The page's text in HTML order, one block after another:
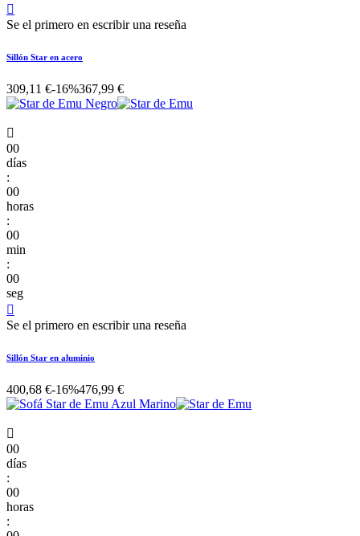

Se el primero en escribir una reseña
Sillón Star en acero
309,11 €-16%367,99 €

00
días
:
00
horas
:
00
min
:
00
seg

Se el primero en escribir una reseña
Sillón Star en aluminio
400,68 €-16%476,99 €

00
días
:
00
horas
: